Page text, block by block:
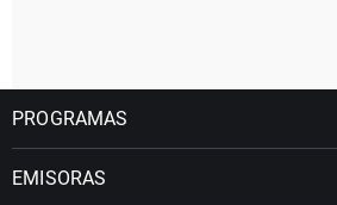
PROGRAMAS
EMISORAS